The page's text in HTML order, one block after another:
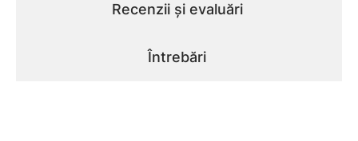
Recenzii și evaluări
Întrebări